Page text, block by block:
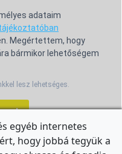
adataim
Megértettem, hogy
bármikor lehetőségem
lesz lehetséges.
egyéb internetes
hogy jobbá tegyük a